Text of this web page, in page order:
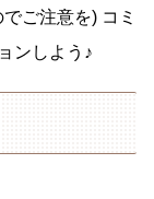
ご注意を) コミ
ンしよう♪